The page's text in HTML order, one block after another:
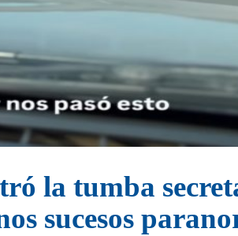
la tumba
sucesos